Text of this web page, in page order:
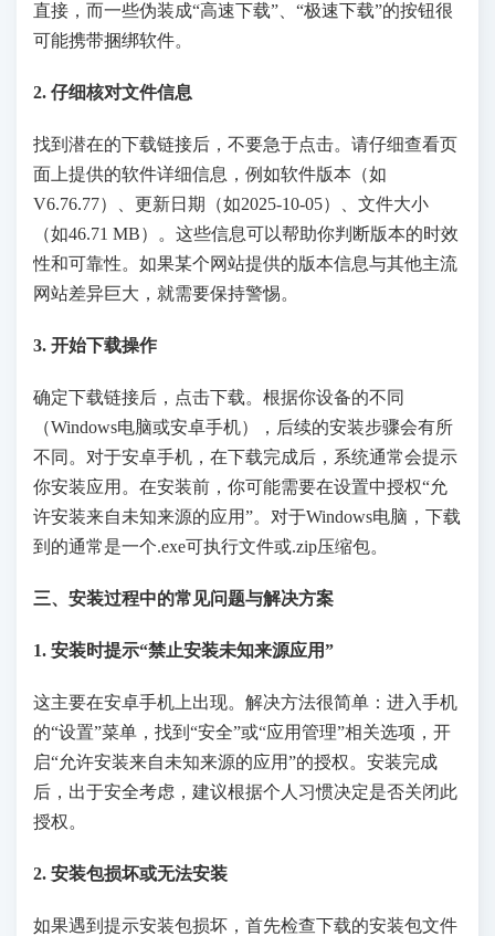
直接，而一些伪装成“高速下载”、“极速下载”的按钮很
可能携带捆绑软件。
2. 仔细核对文件信息
找到潜在的下载链接后，不要急于点击。请仔细查看页
面上提供的软件详细信息，例如软件版本（如
V6.76.77）、更新日期（如2025-10-05）、文件大小
（如46.71 MB）。这些信息可以帮助你判断版本的时效
性和可靠性。如果某个网站提供的版本信息与其他主流
网站差异巨大，就需要保持警惕。
3. 开始下载操作
确定下载链接后，点击下载。根据你设备的不同
（Windows电脑或安卓手机），后续的安装步骤会有所
不同。对于安卓手机，在下载完成后，系统通常会提示
你安装应用。在安装前，你可能需要在设置中授权“允
许安装来自未知来源的应用”。对于Windows电脑，下载
到的通常是一个.exe可执行文件或.zip压缩包。
三、安装过程中的常见问题与解决方案
1. 安装时提示“禁止安装未知来源应用”
这主要在安卓手机上出现。解决方法很简单：进入手机
的“设置”菜单，找到“安全”或“应用管理”相关选项，开
启“允许安装来自未知来源的应用”的授权。安装完成
后，出于安全考虑，建议根据个人习惯决定是否关闭此
授权。
2. 安装包损坏或无法安装
如果遇到提示安装包损坏，首先检查下载的安装包文件